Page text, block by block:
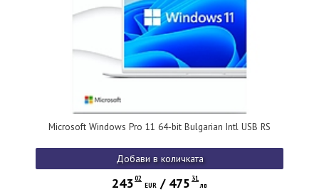
Microsoft Windows Pro 11 64-bit Bulgarian Intl USB RS
Добави в количката
24302
EUR / 475 31
лв